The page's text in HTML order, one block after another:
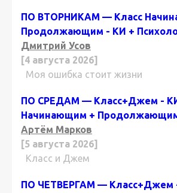
ПО ВТОРНИКАМ — Класс
Продолжающим - КИ +
Дмитрий Усов
[4 августа 2026]
Моя ошибка стоит жизни
ПО СРЕДАМ — Класс+Джем -
Начинающим +
Артём Марков
[5 августа 2026]
Класс и Джем
ПО ЧЕТВЕРГАМ — Класс+Джем